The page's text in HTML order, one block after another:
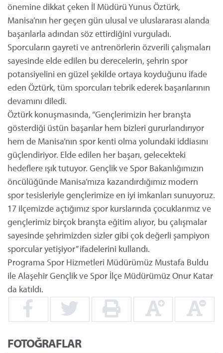
önemine dikkat çeken İl Müdürü Yunus Öztürk,
Manisa’nın her geçen gün ulusal ve uluslararası alanda
başarılarla adından söz ettirdiğini vurguladı.
Sporcuların gayreti ve antrenörlerin özverili çalışmaları
sayesinde elde edilen bu derecelerin, şehrin spor
potansiyelini en güzel şekilde ortaya koyduğunu ifade
eden Öztürk, tüm sporcuları tebrik ederek başarılarının
devamını diledi.
Öztürk konuşmasında, “Gençlerimizin her branşta
gösterdiği üstün başarılar hem bizleri gururlandırıyor
hem de Manisa’nın spor kenti olma yolundaki iddiasını
güçlendiriyor. Elde edilen her başarı, gelecekteki
hedeflere ışık tutuyor. Gençlik ve Spor Bakanlığımızın
öncülüğünde Manisa’mıza kazandırdığımız modern
spor tesisleriyle gençlerimize en iyi imkanları sunuyoruz.
17 ilçemizde açtığımız spor kurslarında çocuklarımız ve
gençlerimiz birçok branşta eğitim alıyor, bu çalışmalar
sayesinde şehrimizden sizler gibi çok değerli şampiyon
sporcular yetişiyor” ifadelerini kullandı.
Programa Spor Hizmetleri Müdürümüz Mustafa Buldu
ile Alaşehir Gençlik ve Spor İlçe Müdürümüz Onur Katar
da katıldı.
FOTOĞRAFLAR